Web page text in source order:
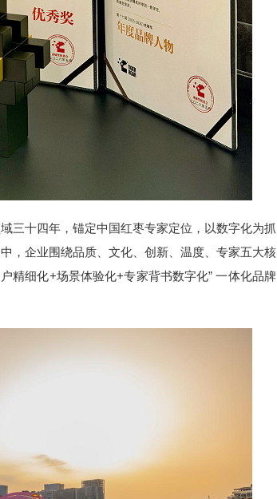
三十四年，锚定中国红枣专家定位，以数字化为抓
，企业围绕品质、文化、创新、温度、专家五大核
精细化+场景体验化+专家背书数字化” 一体化品牌